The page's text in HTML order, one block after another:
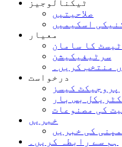
ٹیکنالوجیز
صلاحیتیں
اسکیمیں
معیار
ٹیسٹ کا سامان
سرٹیفیکیشن
منتخب کریں۔
درخواست
پروجیکٹ کیسز
بس بار
کی مصنوعات
خبریں
کی خبریں
ہم سے رابطہ کریں۔